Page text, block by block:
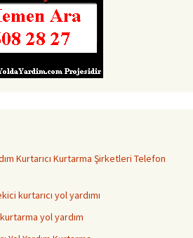
Kurtarıcı Kurtarma Şirketleri Telefon
kurtarıcı yol yardımı
yol yardım